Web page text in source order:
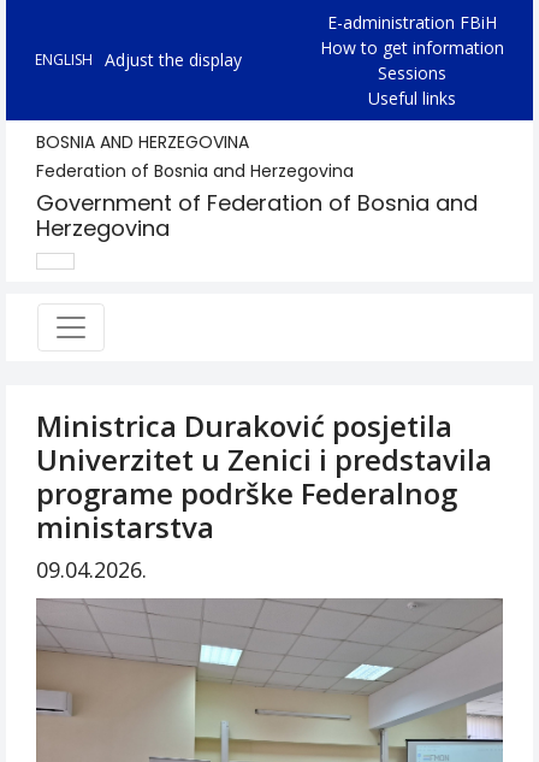
ENGLISH Adjust the display
E-administration FBiH
How to get information
Sessions
Useful links
BOSNIA AND HERZEGOVINA
Federation of Bosnia and Herzegovina
Government of Federation of Bosnia and
Herzegovina
Ministrica Duraković posjetila
Univerzitet u Zenici i predstavila
programe podrške Federalnog
ministarstva
09.04.2026.